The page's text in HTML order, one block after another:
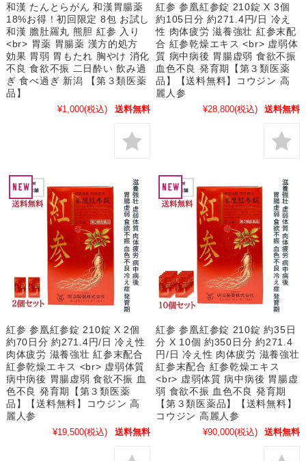
和漢 たんとらがん 和漢胃腸薬
18%お得！初回限定 8包 お試し
和漢 膽肚羅丸 熊胆 紅参 入り
<br> 胃薬 胃腸薬 漢方的処方
効果 胃弱 胃もたれ 胸やけ 消化
不良 食欲不振 二日酔い 飲み過
ぎ 食べ過ぎ 新潟 【第３類医薬
品】
¥1,000(税込) 送料無料
紅参 参凰紅参錠 210錠 X 3個
約105日分 約271.4円/日 冷え
性 肉体疲労 滋養強壮 紅参末配
合 紅参乾燥エキス <br> 虚弱体
質 病中病後 胃腸虚弱 食欲不振
血色不良 発育期【第３類医薬
品】【送料無料】コウジン 高
麗人参
¥28,800(税込) 送料無料
紅参 参凰紅参錠 210錠 X 2個
約70日分 約271.4円/日 冷え性
肉体疲労 滋養強壮 紅参末配合
紅参乾燥エキス <br> 虚弱体質
病中病後 胃腸虚弱 食欲不振 血
色不良 発育期【第３類医薬
品】【送料無料】コウジン 高
麗人参
¥19,500(税込) 送料無料
紅参 参凰紅参錠 210錠 約35日
分 X 10個 約350日分 約271.4
円/日 冷え性 肉体疲労 滋養強壮
紅参末配合 紅参乾燥エキス
<br> 虚弱体質 病中病後 胃腸虚
弱 食欲不振 血色不良 発育期
【第３類医薬品】【送料無料】
コウジン 高麗人参
¥90,000(税込) 送料無料